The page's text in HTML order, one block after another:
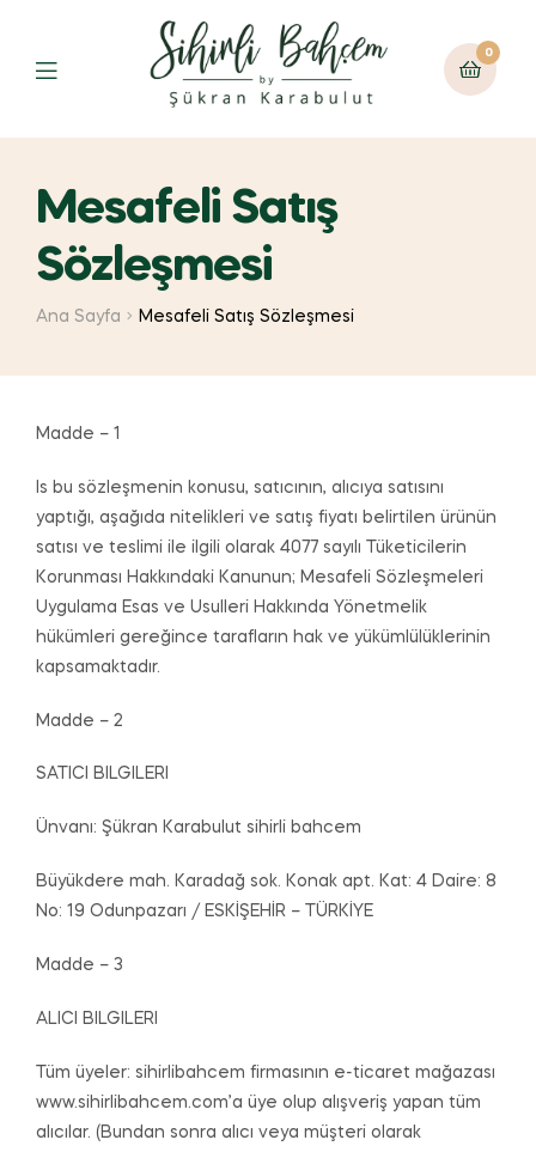
0
Mesafeli Satış
Sözleşmesi
Ana Sayfa Mesafeli Satış Sözleşmesi
Madde – 1
Is bu sözleşmenin konusu, satıcının, alıcıya satısını
yaptığı, aşağıda nitelikleri ve satış fiyatı belirtilen ürünün
satısı ve teslimi ile ilgili olarak 4077 sayılı Tüketicilerin
Korunması Hakkındaki Kanunun; Mesafeli Sözleşmeleri
Uygulama Esas ve Usulleri Hakkında Yönetmelik
hükümleri gereğince tarafların hak ve yükümlülüklerinin
kapsamaktadır.
Madde – 2
SATICI BILGILERI
Ünvanı: Şükran Karabulut sihirli bahcem
Büyükdere mah. Karadağ sok. Konak apt. Kat: 4 Daire: 8
No: 19 Odunpazarı / ESKİŞEHİR – TÜRKİYE
Madde – 3
ALICI BILGILERI
Tüm üyeler: sihirlibahcem firmasının e-ticaret mağazası
www.sihirlibahcem.com’a üye olup alışveriş yapan tüm
alıcılar. (Bundan sonra alıcı veya müşteri olarak